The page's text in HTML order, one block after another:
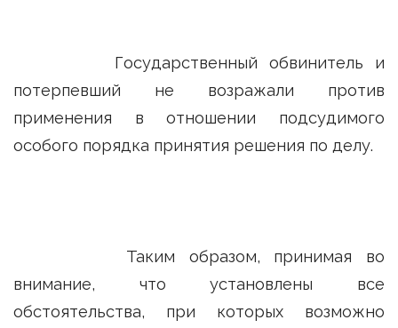
Государственный обвинитель и
потерпевший не возражали против
применения в отношении подсудимого
особого порядка принятия решения по делу.
Таким образом, принимая во
внимание, что установлены все
обстоятельства, при которых возможно